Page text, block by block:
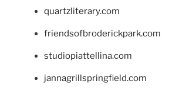
quartzliterary.com
friendsofbroderickpark.com
studiopiattellina.com
jannagrillspringfield.com